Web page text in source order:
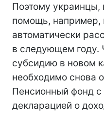
Поэтому
помощь, например,
автоматически
в следующем году.
субсидию в новом
необходимо снова
Пенсионный фонд с
декларацией о